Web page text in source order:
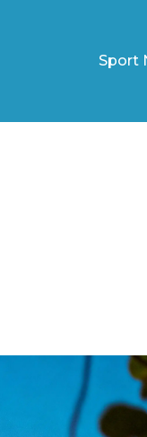
Sport